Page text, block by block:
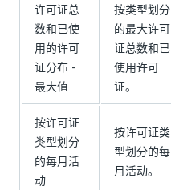
许可证总
数和已使
用的许可
证分布 -
最大值
按类型划分
的最大许可
证总数和已
使用许可
证。
按许可证
类型划分
的每月活
动
按许可证类
型划分的每
月活动。